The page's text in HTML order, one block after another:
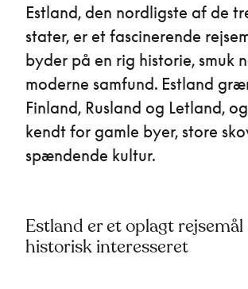
Estland, den nordligste af de
stater, er et fascinerende
byder på en rig historie, smuk
moderne samfund. Estland
Finland, Rusland og Letland,
kendt for gamle byer, store
spændende kultur.
Estland er et oplagt rejsemål
historisk interesseret